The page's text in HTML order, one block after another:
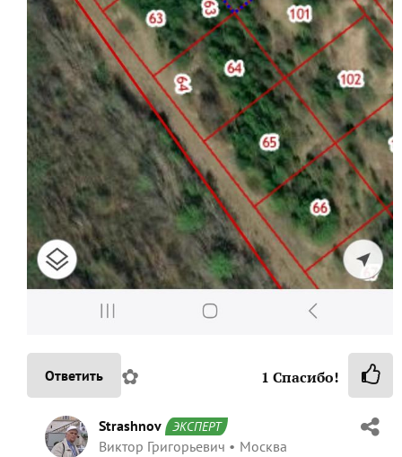
Ответить ✿ 1 Спасибо!
Strashnov ЭКСПЕРТ
Виктор Григорьевич
Москва